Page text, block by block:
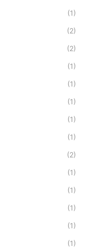
(1)
(2)
(2)
(1)
(1)
(1)
(1)
(1)
(2)
(1)
(1)
(1)
(1)
(1)